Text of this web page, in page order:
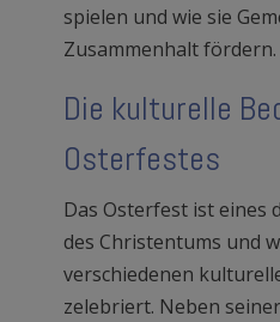
spielen und wie sie
Zusammenhalt fördern.
Die kulturelle
Osterfestes
Das Osterfest ist eines
des Christentums und
verschiedenen
zelebriert. Neben